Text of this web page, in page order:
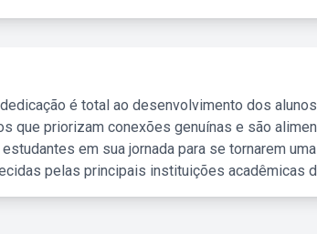
é total ao desenvolvimento dos
que priorizam conexões genuínas e são
em sua jornada para se tornarem
pelas principais instituições acadêmicas